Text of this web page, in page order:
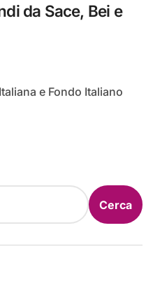
da Sace, Bei e
Cerca